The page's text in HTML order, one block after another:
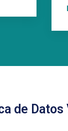
de Datos